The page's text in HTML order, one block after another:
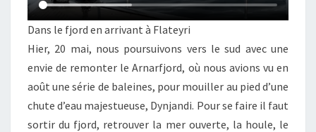
Dans le fjord en arrivant à Flateyri
Hier, 20 mai, nous poursuivons vers le sud avec une
envie de remonter le Arnarfjord, où nous avions vu en
août une série de baleines, pour mouiller au pied d’une
chute d’eau majestueuse, Dynjandi. Pour se faire il faut
sortir du fjord, retrouver la mer ouverte, la houle, le